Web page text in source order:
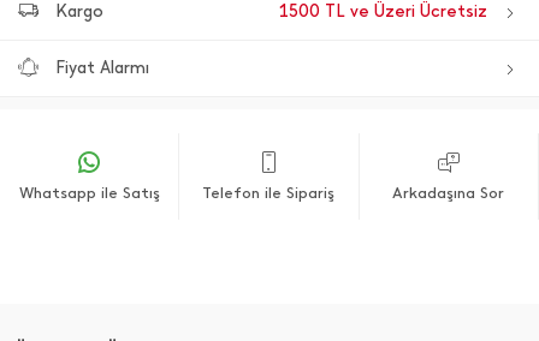
Kargo 1500 TL ve Üzeri Ücretsiz
Fiyat Alarmı
Whatsapp ile Satış Telefon ile Sipariş Arkadaşına Sor